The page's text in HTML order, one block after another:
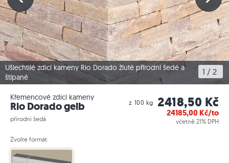
Ušlechtilé zdicí kameny Rio Dorado žluté přírodní šedé a
štípané
1 / 2
Křemencové zdicí kameny
Rio Dorado gelb
přírodní šedá
z 100 kg 2418,50 Kč
24185,00 Kč/to
včetně 21% DPH
Zvolte formát: